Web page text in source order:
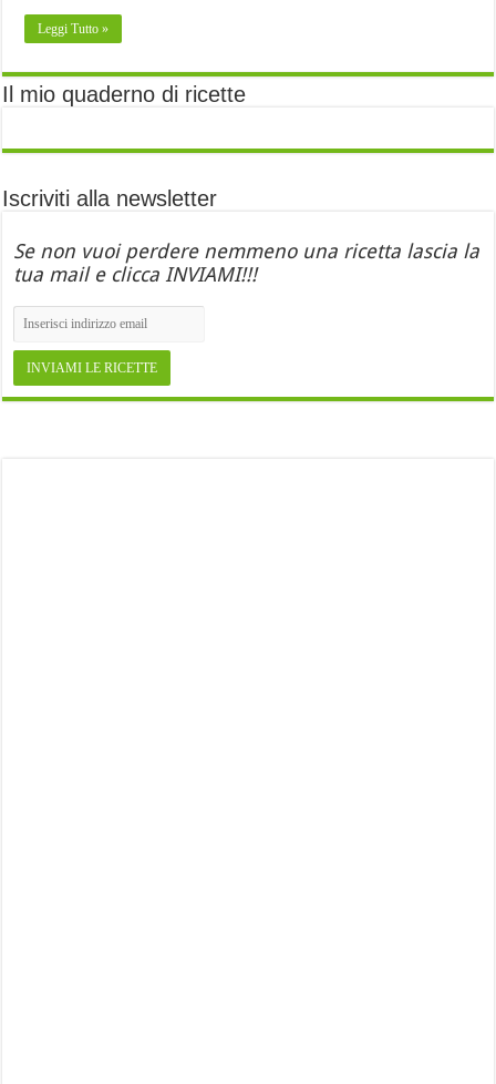
Leggi Tutto »
Il mio quaderno di ricette
Iscriviti alla newsletter
Se non vuoi perdere nemmeno una ricetta lascia la
tua mail e clicca INVIAMI!!!